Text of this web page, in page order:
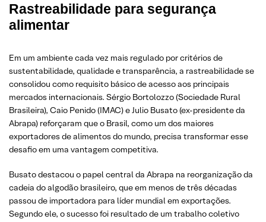
Rastreabilidade para segurança
alimentar
Em um ambiente cada vez mais regulado por critérios de
sustentabilidade, qualidade e transparência, a rastreabilidade se
consolidou como requisito básico de acesso aos principais
mercados internacionais. Sérgio Bortolozzo (Sociedade Rural
Brasileira), Caio Penido (IMAC) e Julio Busato (ex-presidente da
Abrapa) reforçaram que o Brasil, como um dos maiores
exportadores de alimentos do mundo, precisa transformar esse
desafio em uma vantagem competitiva.
Busato destacou o papel central da Abrapa na reorganização da
cadeia do algodão brasileiro, que em menos de três décadas
passou de importadora para líder mundial em exportações.
Segundo ele, o sucesso foi resultado de um trabalho coletivo